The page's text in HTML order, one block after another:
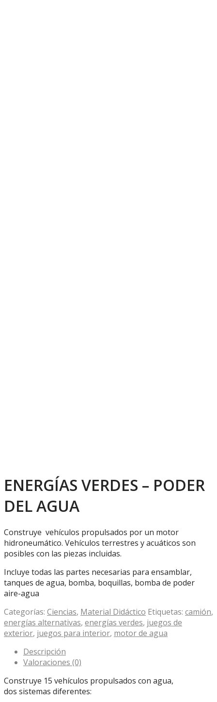
ENERGÍAS VERDES – PODER
DEL AGUA
Construye vehículos propulsados por un motor
hidroneumático. Vehículos terrestres y acuáticos son
posibles con las piezas incluidas.
Incluye todas las partes necesarias para ensamblar,
tanques de agua, bomba, boquillas, bomba de poder
aire-agua
Categorías: Ciencias, Material Didáctico Etiquetas: camión,
energías alternativas, energías verdes, juegos de
exterior, juegos para interior, motor de agua
Descripción
Valoraciones (0)
Construye 15 vehículos propulsados con agua,
dos sistemas diferentes: